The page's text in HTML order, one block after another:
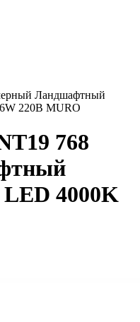
Ландшафтный
220В MURO
768
LED 4000K